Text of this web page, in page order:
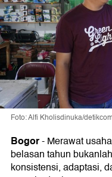
Foto: Alfi Kholisdinuka/
Bogor-Merawat
belasan tahun
konsistensi, adaptasi,